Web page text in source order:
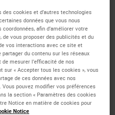
some information about
data about your
will be assessed by a
Manager, and we will
in your submission.
cookies et d’autres technologies
données que vous nous
afin d’améliorer votre
vous proposer des publicités et du
vos interactions avec ce site et
du contenu sur les réseaux
mesurer l’efficacité de nos
sur « Accepter tous les cookies », vous
de ces données avec nos
pouvez modifier vos préférences
la section « Paramètres des cookies
Notice en matière de cookies pour
Notice